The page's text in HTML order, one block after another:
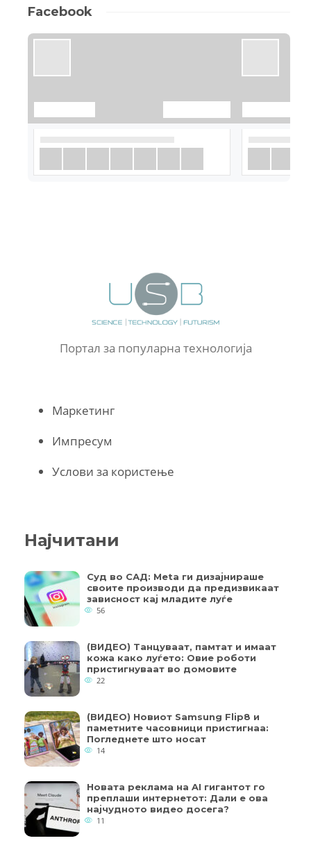
Facebook
Портал за популарна технологија
Маркетинг
Импресум
Услови за користење
Најчитани
Суд во САД: Meta ги дизајнираше
своите производи да предизвикаат
зависност кај младите луѓе
56
(ВИДЕО) Танцуваат, памтат и имаат
кожа како луѓето: Овие роботи
пристигнуваат во домовите
22
(ВИДЕО) Новиот Samsung Flip8 и
паметните часовници пристигнаа:
Погледнете што носат
14
Новата реклама на AI гигантот го
преплаши интернетот: Дали е ова
најчудното видео досега?
11